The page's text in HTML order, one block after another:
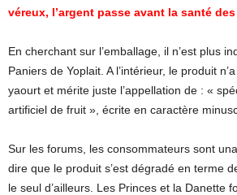
véreux, l’argent passe avant la santé
En cherchant sur l’emballage, il n’est plus
Paniers de Yoplait. A l’intérieur, le produit
yaourt et mérite juste l’appellation de : «
artificiel de fruit », écrite en caractère
Sur les forums, les consommateurs sont
dire que le produit s’est dégradé en terme
le seul d’ailleurs. Les Princes et la Danette